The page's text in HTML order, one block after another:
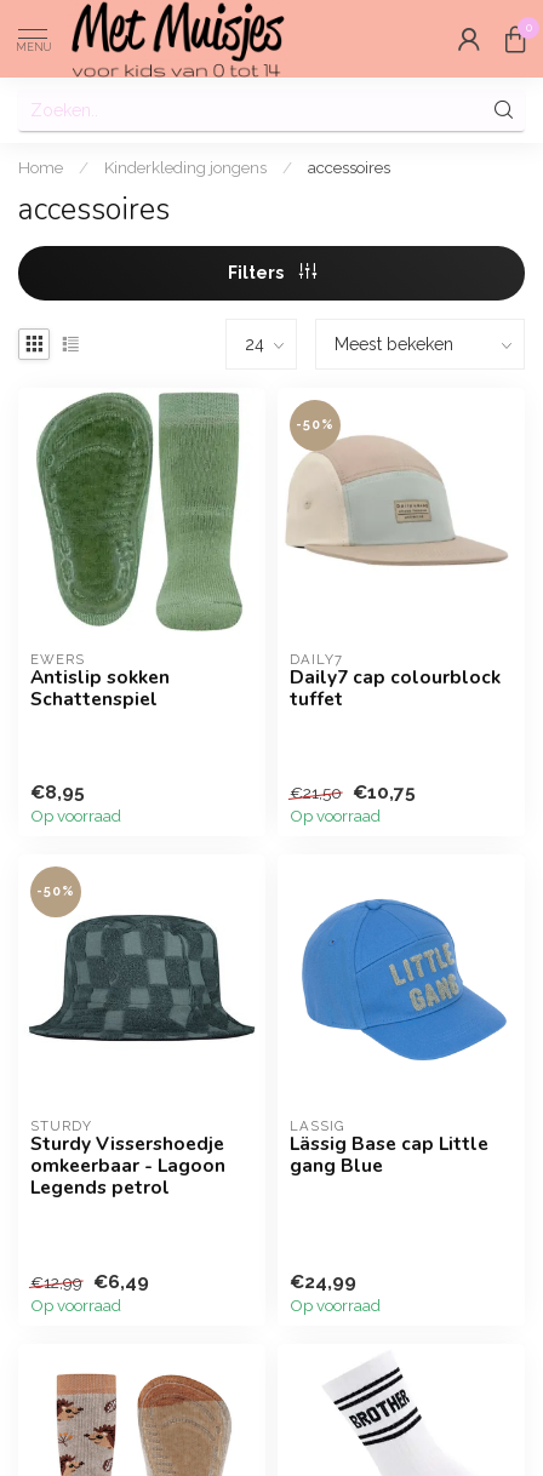
MENU
0
Home / Kinderkleding jongens / accessoires
accessoires
Filters
EWERS
Antislip sokken
Schattenspiel
€8,95
Op voorraad
-50%
DAILY7
Daily7 cap colourblock
tuffet
€21,50 €10,75
Op voorraad
-50%
STURDY
Sturdy Vissershoedje
omkeerbaar - Lagoon
Legends petrol
€12,99 €6,49
Op voorraad
LASSIG
Lässig Base cap Little
gang Blue
€24,99
Op voorraad